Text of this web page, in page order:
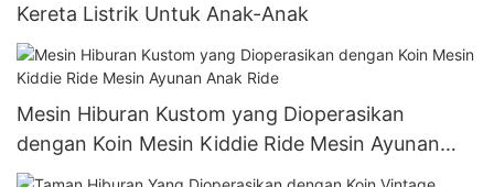
Kereta Listrik Untuk Anak-Anak
Mesin Hiburan Kustom yang Dioperasikan
dengan Koin Mesin Kiddie Ride Mesin Ayunan
Anak Ride